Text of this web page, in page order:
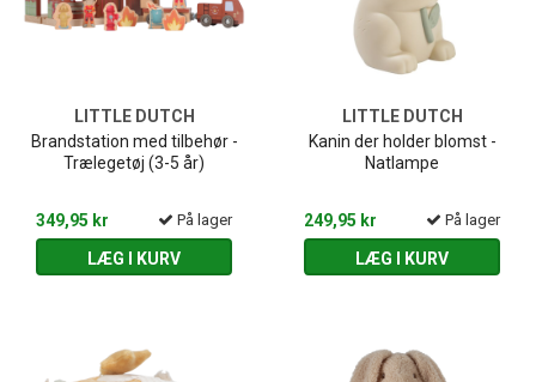
LITTLE DUTCH
Brandstation med tilbehør -
Trælegetøj (3-5 år)
349,95 kr På lager
LÆG I KURV
LITTLE DUTCH
Kanin der holder blomst -
Natlampe
249,95 kr På lager
LÆG I KURV